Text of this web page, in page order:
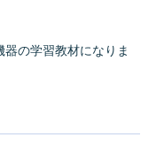
の学習教材になりま